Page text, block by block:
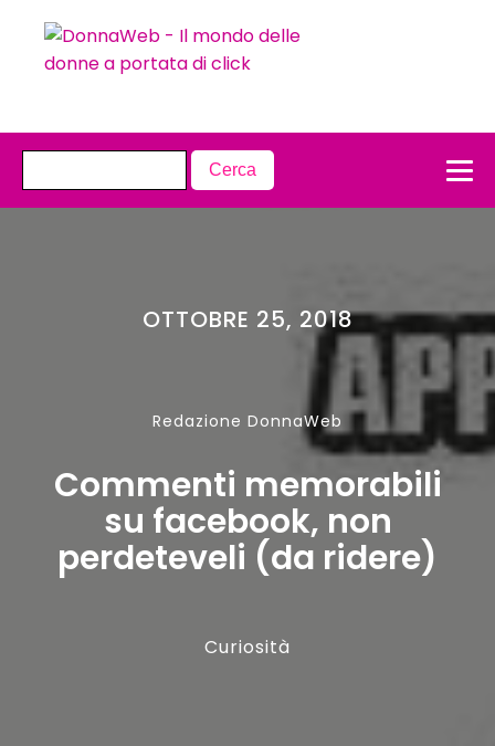
OTTOBRE 25, 2018
Redazione DonnaWeb
Commenti memorabili
su facebook, non
perdeteveli (da ridere)
Curiosità